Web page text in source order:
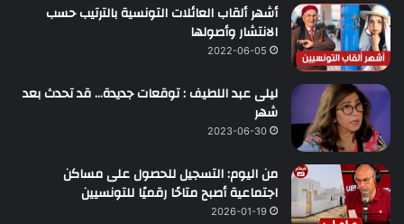
أشهر ألقاب العائلات التونسية بالترتيب حسب
الانتشار وأصولها
2022-06-05
ليلى عبد اللطيف : توقعات جديدة… قد تحدث بعد
شهر
2023-06-30
من اليوم: التسجيل للحصول على مساكن
اجتماعية أصبح متاحًا رقميًا للتونسيين
2026-01-19